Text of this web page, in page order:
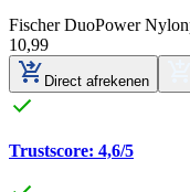
Fischer DuoPower
10,99
Direct afrekenen
Trustscore: 4,6/5